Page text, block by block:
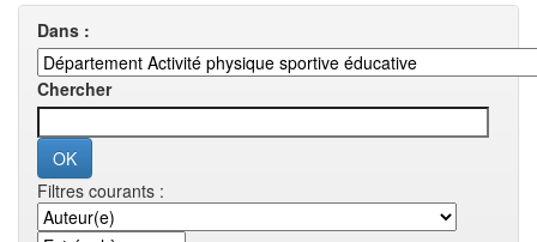
Dans :
Chercher
Filtres courants :